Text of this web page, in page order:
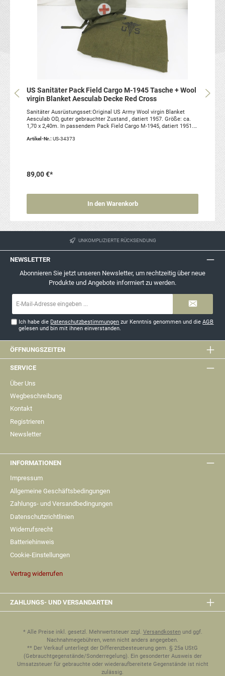
US Sanitäter Pack Field Cargo M-1945 Tasche + Wool
virgin Blanket Aesculab Decke Red Cross
Sanitäter Ausrüstungsset:Original US Army Wool virgin Blanket
Aesculab OD, guter gebrauchter Zustand , datiert 1957. Größe: ca.
1,70 x 2,40m. In passendem Pack Field Cargo M-1945, datiert 1951.
umfunktioniert in gutem gebrauchten Zustand. Artikelzustand:
Artikel-Nr.: US-34373
89,00 €*
In den Warenkorb
UNKOMPLIZIERTE RÜCKSENDUNG
NEWSLETTER
Abonnieren Sie jetzt unseren Newsletter, um rechtzeitig über neue
Produkte und Angebote informiert zu werden.
Ich habe die Datenschutzbestimmungen zur Kenntnis genommen und dieAGB
gelesen und bin mit ihnen einverstanden.
ÖFFNUNGSZEITEN
SERVICE
Über Uns
Wegbeschreibung
Kontakt
Registrieren
Newsletter
INFORMATIONEN
Impressum
Allgemeine Geschäftsbedingungen
Zahlungs- und Versandbedingungen
Datenschutzrichtlinien
Widerrufsrecht
Batteriehinweis
Cookie-Einstellungen
Vertrag widerrufen
ZAHLUNGS- UND VERSANDARTEN
* Alle Preise inkl. gesetzl. Mehrwertsteuer zzgl. Versandkostenund ggf.
Nachnahmegebühren, wenn nicht anders angegeben.
** Der Verkauf unterliegt der Differenzbesteuerung gem. § 25a UStG
(Gebrauchtgegenstände/Sonderregelung). Ein gesonderter Ausweis der
Umsatzsteuer für gebrauchte oder wiederaufbereitete Gegenstände ist nicht
zulässig.